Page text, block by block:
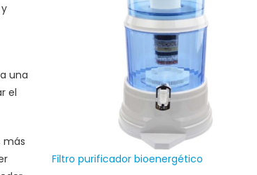
Filtro purificador bioenergético
una
el
más